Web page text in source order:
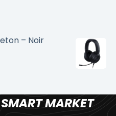
– Noir
SMART MARKET